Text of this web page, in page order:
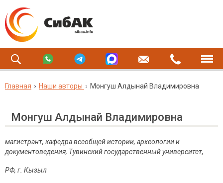
Главная Наши авторы Монгуш Алдынай Владимировна
Монгуш Алдынай Владимировна
магистрант, кафедра всеобщей истории, археологии и
документоведения, Тувинский государственный университет,
РФ, г. Кызыл